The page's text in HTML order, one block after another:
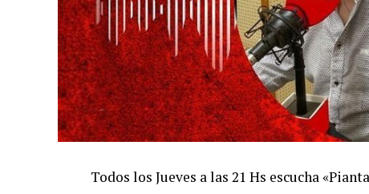
Todos los Jueves a las 21 Hs escucha